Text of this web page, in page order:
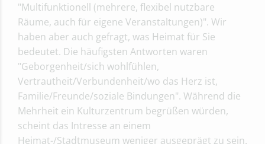
"Multifunktionell (mehrere, flexibel nutzbare
Räume, auch für eigene Veranstaltungen)". Wir
haben aber auch gefragt, was Heimat für Sie
bedeutet. Die häufigsten Antworten waren
"Geborgenheit/sich wohlfühlen,
Vertrautheit/Verbundenheit/wo das Herz ist,
Familie/Freunde/soziale Bindungen". Während die
Mehrheit ein Kulturzentrum begrüßen würden,
scheint das Intresse an einem
Heimat-/Stadtmuseum weniger ausgeprägt zu sein.